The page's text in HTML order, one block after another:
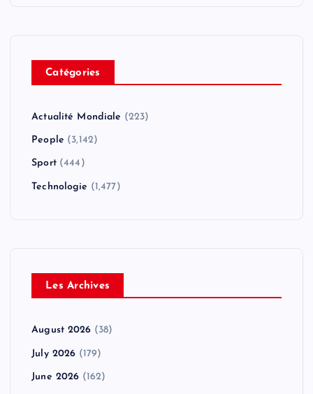
Catégories
Actualité Mondiale (223)
People (3,142)
Sport(444)
Technologie (1,477)
Les Archives
August 2026 (38)
July 2026 (179)
June 2026 (162)